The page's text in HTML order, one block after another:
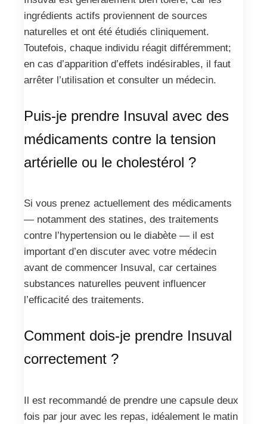
ingrédients actifs proviennent de sources
naturelles et ont été étudiés cliniquement.
Toutefois, chaque individu réagit différemment;
en cas d’apparition d’effets indésirables, il faut
arrêter l’utilisation et consulter un médecin.
Puis-je prendre Insuval avec des
médicaments contre la tension
artérielle ou le cholestérol ?
Si vous prenez actuellement des médicaments
— notamment des statines, des traitements
contre l’hypertension ou le diabète — il est
important d’en discuter avec votre médecin
avant de commencer Insuval, car certaines
substances naturelles peuvent influencer
l’efficacité des traitements.
Comment dois-je prendre Insuval
correctement ?
Il est recommandé de prendre une capsule deux
fois par jour avec les repas, idéalement le matin